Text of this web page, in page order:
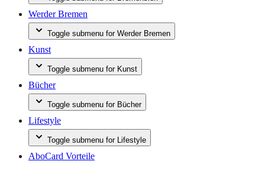
Werder Bremen
Toggle submenu for Werder Bremen
Kunst
Toggle submenu for Kunst
Bücher
Toggle submenu for Bücher
Lifestyle
Toggle submenu for Lifestyle
AboCard Vorteile